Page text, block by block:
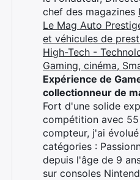
chef des magazines
Le Mag Auto
et véhicules de
High-Tech -
Gaming, cinéma,
Expérience de
collectionneur de
Fort d'une solide
compétition avec 55
compteur, j'ai
catégories :
depuis l'âge de 9
sur consoles
Rechercher